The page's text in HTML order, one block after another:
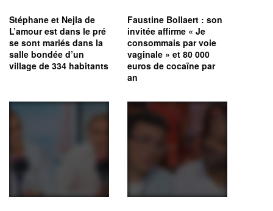
Stéphane et Nejla de
L’amour est dans le pré
se sont mariés dans la
salle bondée d’un
village de 334 habitants
Faustine Bollaert : son
invitée affirme « Je
consommais par voie
vaginale » et 80 000
euros de cocaïne par
an